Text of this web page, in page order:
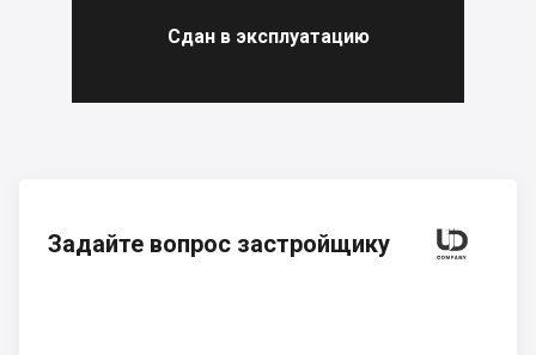
Сдан в эксплуатацию
Задайте вопрос застройщику